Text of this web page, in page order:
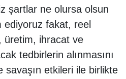
şartlar ne olursa olsun
ediyoruz fakat, reel
üretim, ihracat ve
tedbirlerin alınmasını
savaşın etkileri ile birlikte